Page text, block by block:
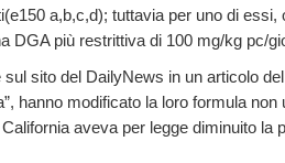
a,b,c,d); tuttavia per uno di
DGA più restrittiva di 100 mg/kg pc/
sul sito del DailyNews in un articolo
hanno modificato la loro formula
aveva per legge diminuito